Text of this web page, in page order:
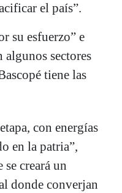
el país”.
su esfuerzo” e
algunos sectores
tiene las
con energías
en la patria”,
creará un
donde converjan